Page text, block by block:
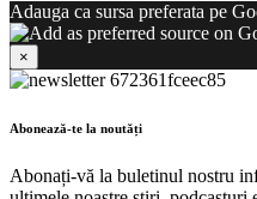
Adauga ca sursa preferata pe
×
Abonează-te la noutăți
Abonați-vă la buletinul nostru